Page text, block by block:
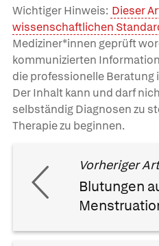
Wichtiger Hinweis: Dieser
wissenschaftlichen
Mediziner*innen geprüft
kommunizierten
die professionelle Beratung
Der Inhalt kann und darf
selbständig Diagnosen zu
Therapie zu beginnen.
Vorheriger
Blutungen